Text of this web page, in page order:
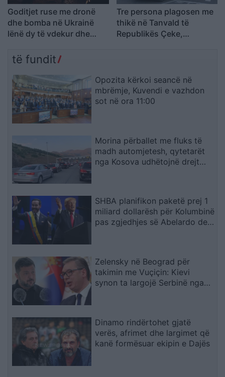
Goditjet ruse me dronë
dhe bomba në Ukrainë
lënë dy të vdekur dhe
Tre persona plagosen me
thikë në Tanvald të
Republikës Çeke,
të fundit
Opozita kërkoi seancë në
mbrëmje, Kuvendi e vazhdon
sot në ora 11:00
Morina përballet me fluks të
madh automjetesh, qytetarët
nga Kosova udhëtojnë drejt
SHBA planifikon paketë prej 1
miliard dollarësh për Kolumbinë
pas zgjedhjes së Abelardo de
Zelensky në Beograd për
takimin me Vuçiçin: Kievi
synon ta largojë Serbinë nga
Dinamo rindërtohet gjatë
verës, afrimet dhe largimet që
kanë formësuar ekipin e Dajës